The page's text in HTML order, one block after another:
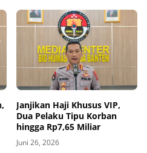
Janjikan Haji Khusus VIP,
Dua Pelaku Tipu Korban
hingga Rp7,65 Miliar
Juni 26, 2026